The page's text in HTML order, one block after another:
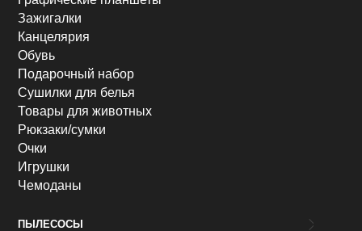
Зажигалки
Канцелярия
Обувь
Подарочный набор
Сушилки для белья
Товары для животных
Рюкзаки/сумки
Очки
Игрушки
Чемоданы
ПЫЛЕСОСЫ